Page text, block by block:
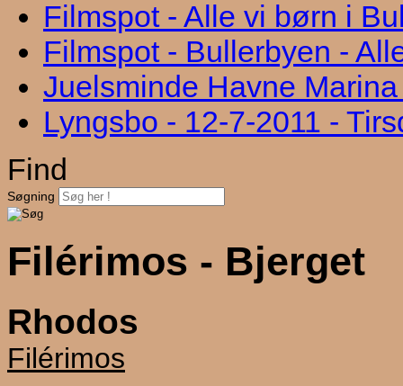
Filmspot - Alle vi børn i
Filmspot - Bullerbyen -
Juelsminde Havne
Lyngsbo - 12-7-2011 -
Find
Søgning
Filérimos - Bjerget
Rhodos
Filérimos